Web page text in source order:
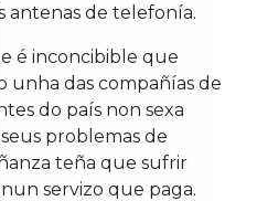
de telefonía.
é inconcibible que
unha das compañías de
do país non sexa
problemas de
teña que sufrir
servizo que paga.